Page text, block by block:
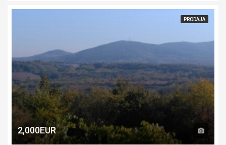
PRODAJA
2,000EUR